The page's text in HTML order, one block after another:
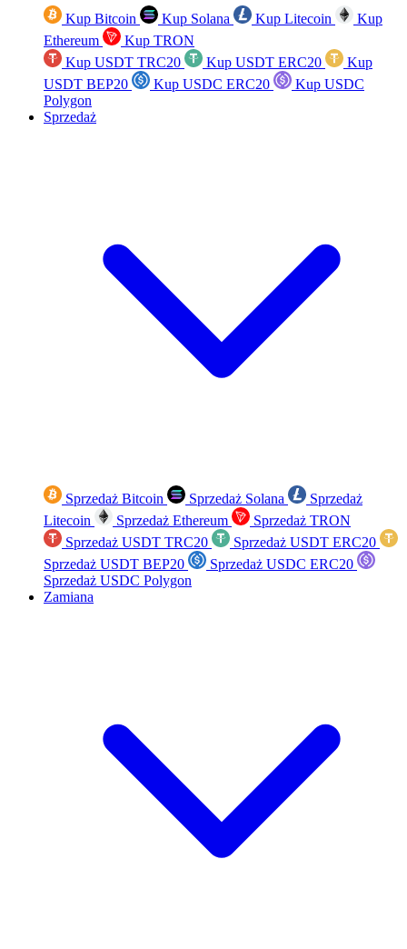
Kup Bitcoin Kup Solana Kup Litecoin
Kup
Ethereum
Kup TRON
Kup USDT TRC20
Kup USDT ERC20
Kup
USDT BEP20
Kup USDC ERC20
Kup USDC
Polygon
Sprzedaż
Sprzedaż Bitcoin Sprzedaż Solana
Sprzedaż
Litecoin
Sprzedaż Ethereum
Sprzedaż TRON
Sprzedaż USDT TRC20
Sprzedaż USDT ERC20
Sprzedaż USDT BEP20
Sprzedaż USDC ERC20
Sprzedaż USDC Polygon
Zamiana